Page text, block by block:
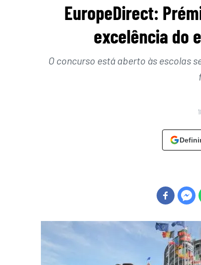
EuropeDirect:
excelência do
O concurso está aberto às escolas